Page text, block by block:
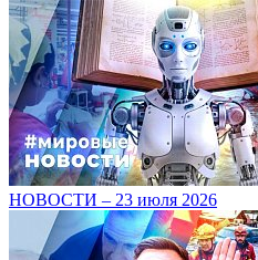
НОВОСТИ – 23 июля 2026